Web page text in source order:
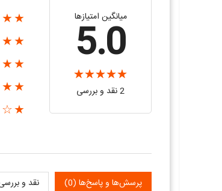
میانگین امتیازها
5.0
2 نقد و بررسی‌‌
نقد و بررسی‌‌ پرسش‌ها و پاسخ‌ها (0)